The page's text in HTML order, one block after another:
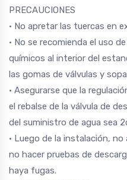
PRECAUCIONES
• No apretar las tuercas en
• No se recomienda el uso
químicos al interior del
las gomas de válvulas y
• Asegurarse que la
el rebalse de la válvula de
del suministro de agua sea
• Luego de la instalación,
no hacer pruebas de
haya fugas.